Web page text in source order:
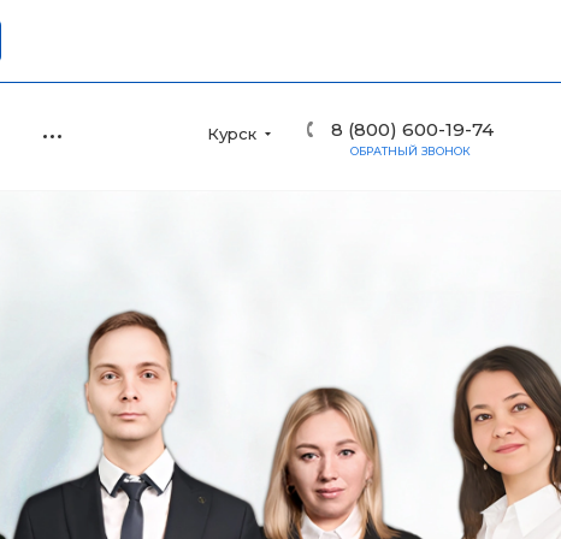
Курск 8 (800) 600-19-74
ОБРАТНЫЙ ЗВОНОК